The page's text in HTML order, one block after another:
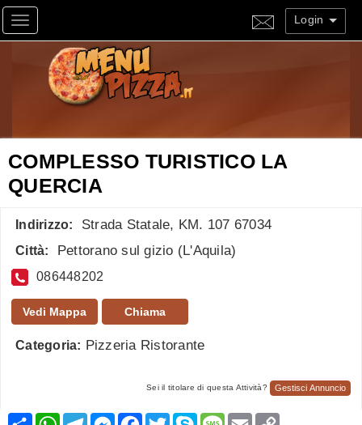
Toggle navigation Login
COMPLESSO TURISTICO LA
QUERCIA
Indirizzo: Strada Statale, KM. 107 67034
Città: Pettorano sul gizio (L'Aquila)
086448202
Vedi Mappa Chiama
Categoria: Pizzeria Ristorante
Sei il titolare di questa Attività? Gestisci Annuncio
CondividiWhatsApp
TelegramMessenger
Facebook
TwitterSkypeMessage
Email